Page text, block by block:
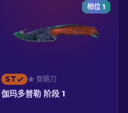
相位 1
ST ★ 穿肠刀
伽玛多普勒 阶段 1